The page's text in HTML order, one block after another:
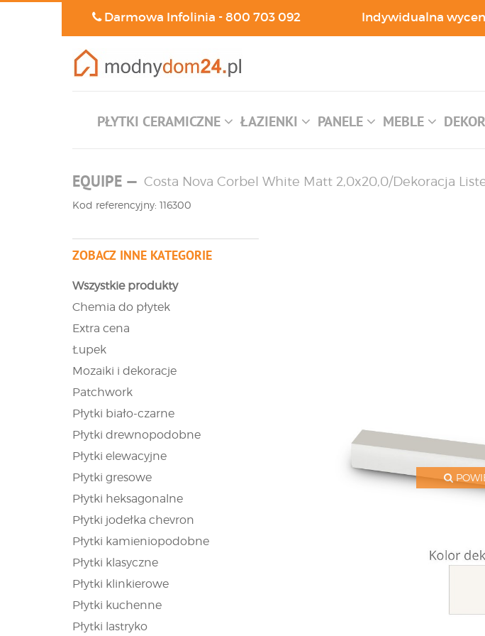
Darmowa Infolinia -800 703 092 Indywidualna
PŁYTKI CERAMICZNE ŁAZIENKI PANELE MEBLE
EQUIPE — Costa Nova Corbel White Matt 2,0x20,0/Dekoracja
Kod referencyjny: 116300
ZOBACZ INNE KATEGORIE
Wszystkie produkty
Chemia do płytek
Extra cena
Łupek
Mozaiki i dekoracje
Patchwork
Płytki biało-czarne
Płytki drewnopodobne
Płytki elewacyjne
Płytki gresowe
Płytki heksagonalne
Płytki jodełka chevron
Płytki kamieniopodobne
Płytki klasyczne
Płytki klinkierowe
Płytki kuchenne
Płytki lastryko